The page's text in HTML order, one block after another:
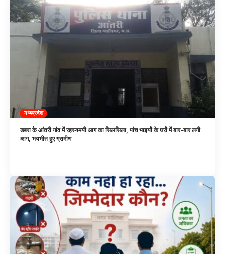
मध्यप्रदेश
डबरा के आंतरी गांव में रहस्यमयी आग का सिलसिला, पांच भाइयों के घरों में बार-बार लगी
आग, भयभीत हुए ग्रामीण